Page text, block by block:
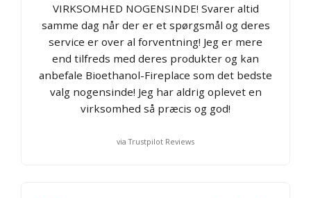
VIRKSOMHED NOGENSINDE! Svarer altid
samme dag når der er et spørgsmål og deres
service er over al forventning! Jeg er mere
end tilfreds med deres produkter og kan
anbefale Bioethanol-Fireplace som det bedste
valg nogensinde! Jeg har aldrig oplevet en
virksomhed så præcis og god!
via Trustpilot Reviews